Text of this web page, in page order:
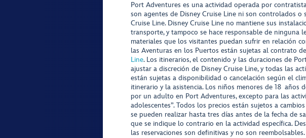
Port Adventures es una actividad operada por
son agentes de Disney Cruise Line ni son controlados o
Cruise Line. Disney Cruise Line no mantiene sus
transporte, y tampoco se hace responsable de ninguna
materiales que los visitantes puedan sufrir en relación
las Aventuras en los Puertos están sujetas al contrato
Line. Los itinerarios, el contenido y las duraciones de
ajustar a discreción de Disney Cruise Line, y todas las
están sujetas a disponibilidad o cancelación según el
itinerario y la asistencia. Los niños menores de 18 años
por un adulto en Port Adventures, excepto para las
adolescentes”. Todos los precios están sujetos a
se pueden realizar hasta tres días antes de la fecha de
que se indique lo contrario en la actividad específica.
las reservaciones son definitivas y no son reembolsables.